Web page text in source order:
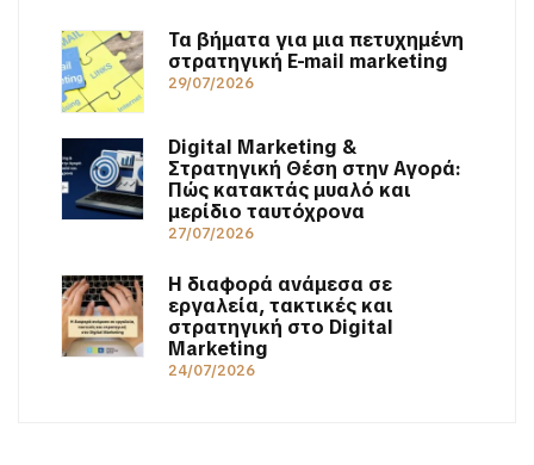
Τα βήματα για μια πετυχημένη
στρατηγική E-mail marketing
29/07/2026
Digital Marketing &
Στρατηγική Θέση στην Αγορά:
Πώς κατακτάς μυαλό και
μερίδιο ταυτόχρονα
27/07/2026
Η διαφορά ανάμεσα σε
εργαλεία, τακτικές και
στρατηγική στο Digital
Marketing
24/07/2026